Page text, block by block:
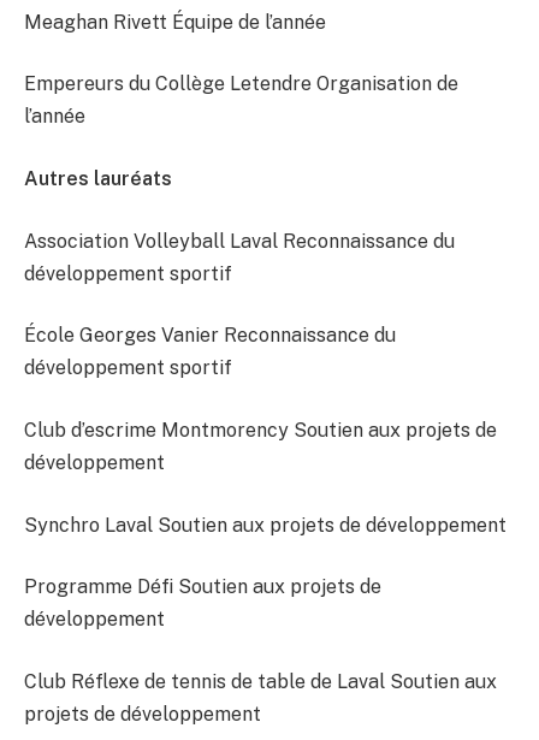
Meaghan Rivett Équipe de l’année
Empereurs du Collège Letendre Organisation de
l’année
Autres lauréats
Association Volleyball Laval Reconnaissance du
développement sportif
École Georges Vanier Reconnaissance du
développement sportif
Club d’escrime Montmorency Soutien aux projets de
développement
Synchro Laval Soutien aux projets de développement
Programme Défi Soutien aux projets de
développement
Club Réflexe de tennis de table de Laval Soutien aux
projets de développement